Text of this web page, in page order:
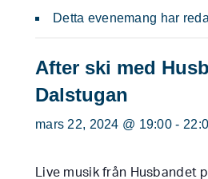
Detta evenemang har
After ski med
Dalstugan
mars 22, 2024 @ 19:00 -
Live musik från Husbandet